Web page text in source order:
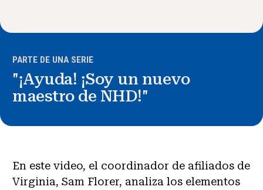
PARTE DE UNA SERIE
"¡Ayuda! ¡Soy un nuevo
maestro de NHD!"
En este video, el coordinador de afiliados de
Virginia, Sam Florer, analiza los elementos